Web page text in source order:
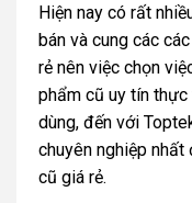
Hiện nay có rất
bán và cung các
rẻ nên việc chọn
phẩm cũ uy tín
dùng, đến với
chuyên nghiệp
cũ giá rẻ.